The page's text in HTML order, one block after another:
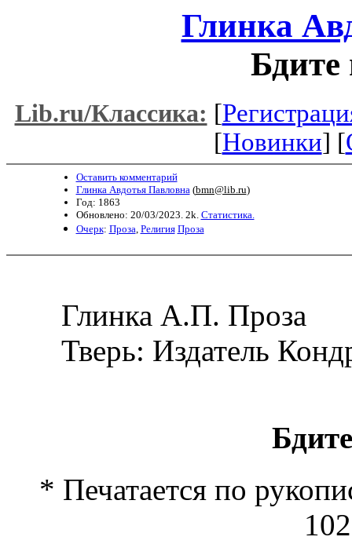
Глинка
Бдите
Lib.ru/Классика: [
[Новинки] [
Оставить комментарий
Глинка Авдотья Павловна (bmn@lib.ru)
Год: 1863
Обновлено: 20/03/2023. 2k. Статистика.
Очерк: Проза Религия Проза
Глинка А.П. Проза
Тверь: Издатель
* Печатается по